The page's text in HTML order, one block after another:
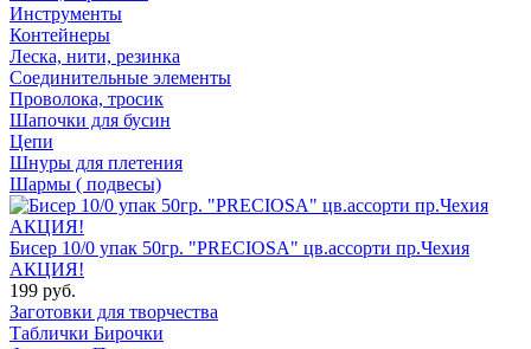
Инструменты
Контейнеры
Леска, нити, резинка
Соединительные элементы
Проволока, тросик
Шапочки для бусин
Цепи
Шнуры для плетения
Шармы ( подвесы)
Бисер 10/0 упак 50гр. "PRECIOSA" цв.ассорти пр.Чехия
АКЦИЯ!
199 руб.
Заготовки для творчества
Таблички Бирочки